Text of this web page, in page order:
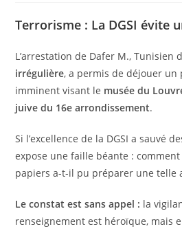
Terrorisme : La DGSI évite
​L’arrestation de Dafer M., Tunisien
irrégulière, a permis de déjouer un
imminent visant le musée du
juive du 16e arrondissement.
​Si l’excellence de la DGSI a sauvé
expose une faille béante :
papiers a-t-il pu préparer une telle
Le constat est sans appel : la
renseignement est héroïque, mais